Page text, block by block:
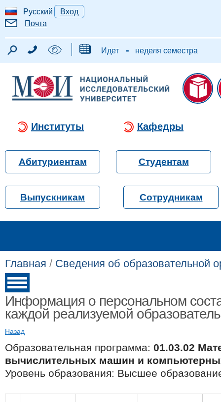
Русский
Вход
Почта
Идет - неделя семестра
Институты Кафедры
Абитуриентам Студентам
Выпускникам Сотрудникам
Главная / Сведения об образовательной
Информация о персональном
каждой реализуемой
Назад
Образовательная программа: 01.03.02
вычислительных машин и
Уровень образования: Высшее